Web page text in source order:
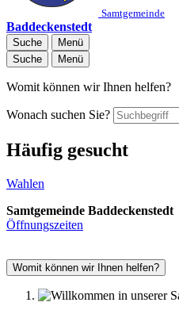
Samtgemeinde
Baddeckenstedt
Suche
Menü
Suche
Menü
Womit können wir Ihnen helfen?
Wonach suchen Sie?
Häufig gesucht
Wahlen
Samtgemeinde Baddeckenstedt
Öffnungszeiten
Womit können wir Ihnen helfen?